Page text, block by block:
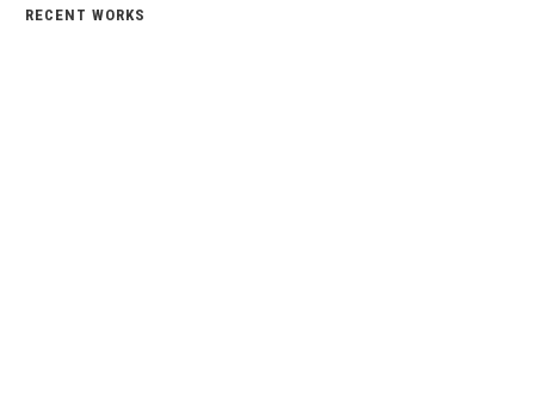
RECENT WORKS